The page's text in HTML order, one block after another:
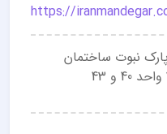
https://
نبوت ساختمان